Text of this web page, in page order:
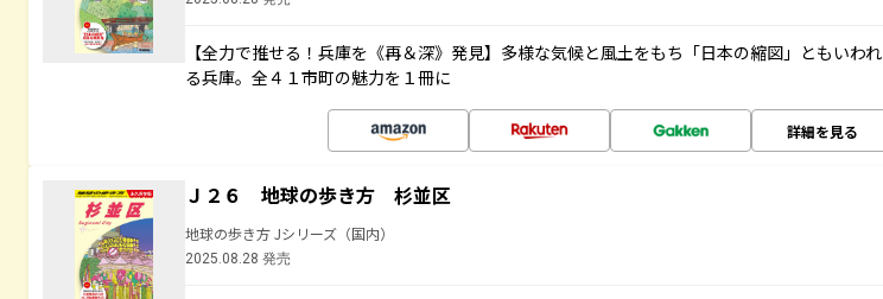
【全力で推せる！兵庫を《再＆深》発見】多様な気候と風土をもち「日本の縮図」ともいわれ
る兵庫。全４１市町の魅力を１冊に
詳細を見る
Ｊ２６ 地球の歩き方 杉並区
地球の歩き方 Jシリーズ（国内）
2025.08.28 発売